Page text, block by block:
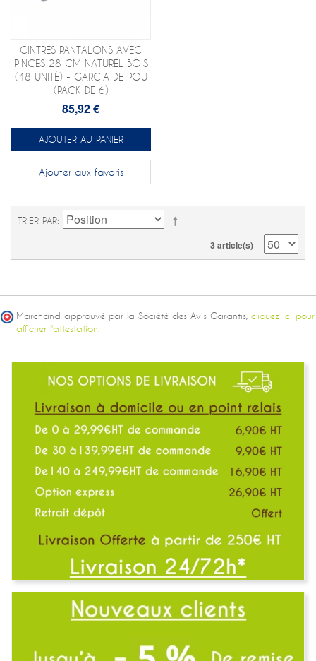
CINTRES PANTALONS AVEC
PINCES 28 CM NATUREL BOIS
(48 UNITÉ) - GARCIA DE POU
(PACK DE 6)
85,92 €
AJOUTER AU PANIER
Ajouter aux favoris
TRIER PAR
3 article(s)
Marchand approuvé par la Société des Avis Garantis, cliquez ici pour
afficher l'attestation.